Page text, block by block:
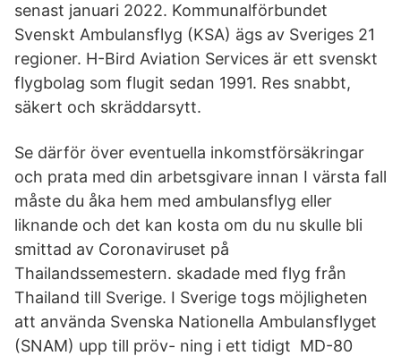
senast januari 2022. Kommunalförbundet
Svenskt Ambulansflyg (KSA) ägs av Sveriges 21
regioner. H-Bird Aviation Services är ett svenskt
flygbolag som flugit sedan 1991. Res snabbt,
säkert och skräddarsytt.
Se därför över eventuella inkomstförsäkringar
och prata med din arbetsgivare innan I värsta fall
måste du åka hem med ambulansflyg eller
liknande och det kan kosta om du nu skulle bli
smittad av Coronaviruset på
Thailandssemestern. skadade med flyg från
Thailand till Sverige. I Sverige togs möjligheten
att använda Svenska Nationella Ambulansflyget
(SNAM) upp till pröv- ning i ett tidigt MD-80